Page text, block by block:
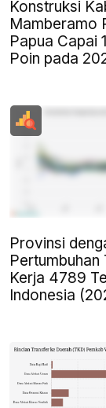
Konstruksi
Mamberamo
Papua Capai
Poin pada
Provinsi
Pertumbuhan
Kerja 4789
Indonesia